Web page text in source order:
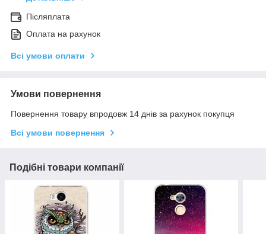
Післяплата
Оплата на рахунок
Всі умови оплати
Умови повернення
Повернення товару впродовж 14 днів за рахунок покупця
Всі умови повернення
Подібні товари компанії